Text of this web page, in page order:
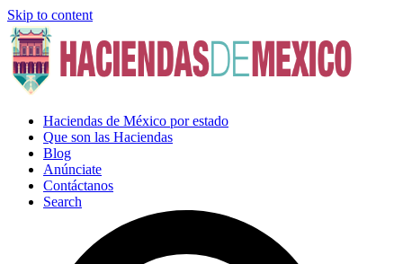
Skip to content
Haciendas de México por estado
Que son las Haciendas
Blog
Anúnciate
Contáctanos
Search